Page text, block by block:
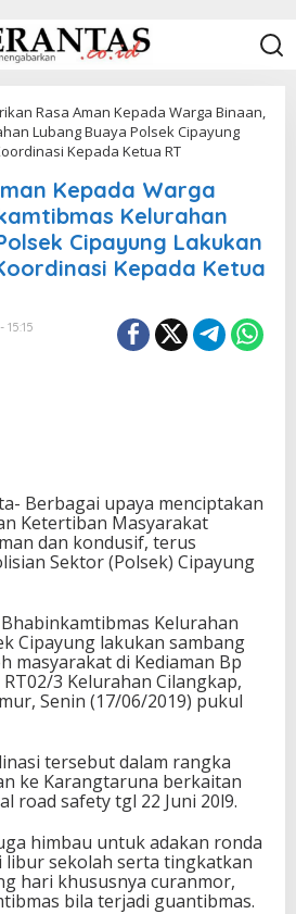
Rasa Aman Kepada Warga Binaan,
Lubang Buaya Polsek Cipayung
Kepada Ketua RT
Kepada Warga
Kelurahan
Cipayung Lakukan
Kepada Ketua
15:15
Berbagai upaya menciptakan
Ketertiban Masyarakat
dan kondusif, terus
Sektor (Polsek) Cipayung
Kelurahan
Cipayung lakukan sambang
masyarakat di Kediaman Bp
3 Kelurahan Cilangkap,
Senin (17/06/2019) pukul
tersebut dalam rangka
ke Karangtaruna berkaitan
road safety tgl 22 Juni 20l9.
himbau untuk adakan ronda
libur sekolah serta tingkatkan
hari khususnya curanmor,
bila terjadi guantibmas.